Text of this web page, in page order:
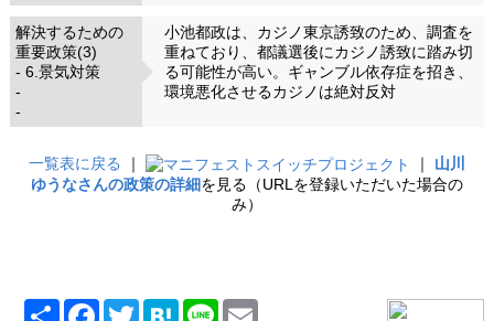
解決するための
重要政策(3)
- 6.景気対策
-
-
小池都政は、カジノ東京誘致のため、調査を
重ねており、都議選後にカジノ誘致に踏み切
る可能性が高い。ギャンブル依存症を招き、
環境悪化させるカジノは絶対反対
一覧表に戻る ｜ ｜ 山川
ゆうなさんの政策の詳細を見る（URLを登録いただいた場合の
み）
共
Facebook
TwitterHatenaLine